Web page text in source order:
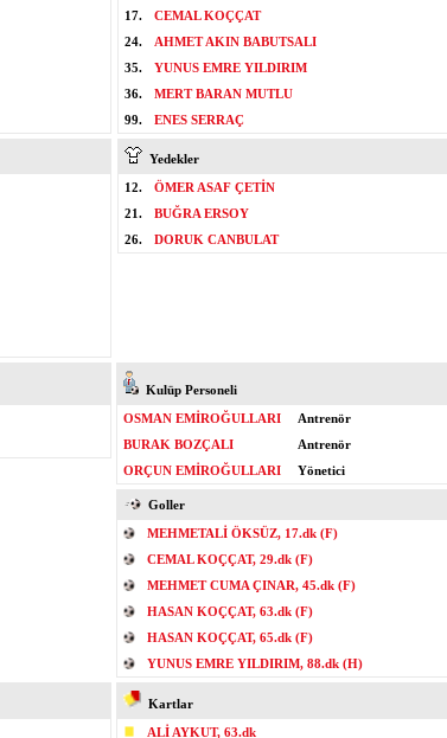
17.
CEMAL KOÇÇAT
24.
AHMET AKIN BABUTSALI
35.
YUNUS EMRE YILDIRIM
36.
MERT BARAN MUTLU
99.
ENES SERRAÇ
Yedekler
12.
ÖMER ASAF ÇETİN
21.
BUĞRA ERSOY
26.
DORUK CANBULAT
Kulüp Personeli
OSMAN EMİROĞULLARI
Antrenör
BURAK BOZÇALI
Antrenör
ORÇUN EMİROĞULLARI
Yönetici
Goller
MEHMETALİ ÖKSÜZ, 17.dk (F)
CEMAL KOÇÇAT, 29.dk (F)
MEHMET CUMA ÇINAR, 45.dk (F)
HASAN KOÇÇAT, 63.dk (F)
HASAN KOÇÇAT, 65.dk (F)
YUNUS EMRE YILDIRIM, 88.dk (H)
Kartlar
ALİ AYKUT, 63.dk